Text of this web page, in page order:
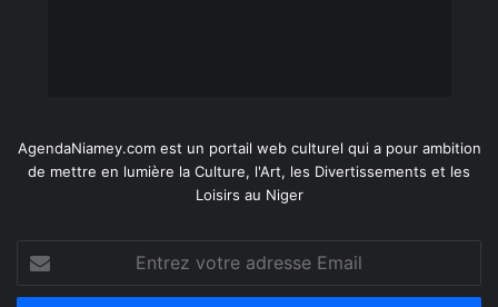
AgendaNiamey.com est un portail web culturel qui a pour ambition
de mettre en lumière la Culture, l'Art, les Divertissements et les
Loisirs au Niger
Entrez
votre
adresse